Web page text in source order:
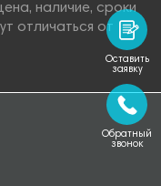
наличие, сроки
отличаться от
Оставить
заявку
Обратный
звонок